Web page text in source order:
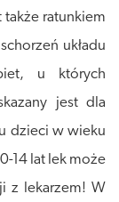
ratunkiem
układu
u których
jest dla
dzieci w wieku
14 lat lek może
z lekarzem! W